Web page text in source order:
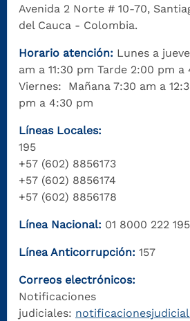
Avenida 2 Norte # 10-70,
del Cauca - Colombia.
Horario atención: Lunes a
am a 11:30 pm Tarde 2:00 pm a
Viernes: Mañana 7:30 am a
pm a 4:30 pm
Líneas Locales:
195
+57 (602) 8856173
+57 (602) 8856174
+57 (602) 8856178
Línea Nacional: 01 8000 222 195
Línea Anticorrupción: 157
Correos electrónicos:
Notificaciones
judiciales: